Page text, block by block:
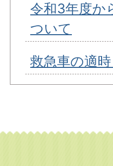
令和3年度か
ついて
救急車の適